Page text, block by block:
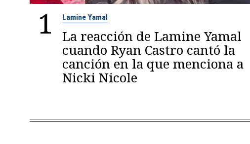
1 Lamine Yamal
La reacción de Lamine Yamal
cuando Ryan Castro cantó la
canción en la que menciona a
Nicki Nicole